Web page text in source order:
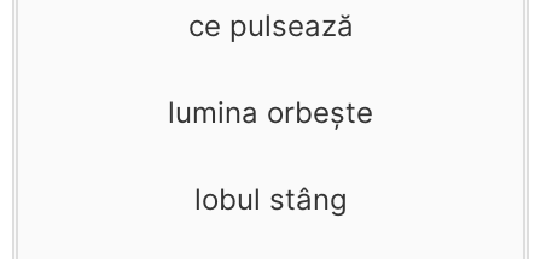
ce pulsează
lumina orbeşte
lobul stâng